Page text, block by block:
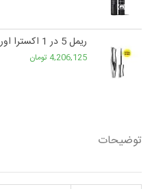
ریمل 5 در 1 اکسترا اوردینری نقره ای دبورا
4,206,125 تومان
توضیحات